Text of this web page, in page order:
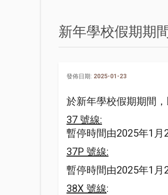
新年學校假期期
發佈日期: 2025-01-23
於新年學校假期期間
37 號線:
暫停時間由2025年1
37P 號線:
暫停時間由2025年1
38X 號線: